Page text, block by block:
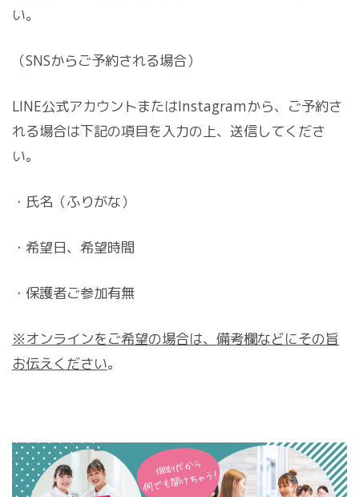
い。
（SNSからご予約される場合）
LINE公式アカウントまたはInstagramから、ご予約さ
れる場合は下記の項目を入力の上、送信してくださ
い。
・氏名（ふりがな）
・希望日、希望時間
・保護者ご参加有無
※オンラインをご希望の場合は、備考欄などにその旨
お伝えください。